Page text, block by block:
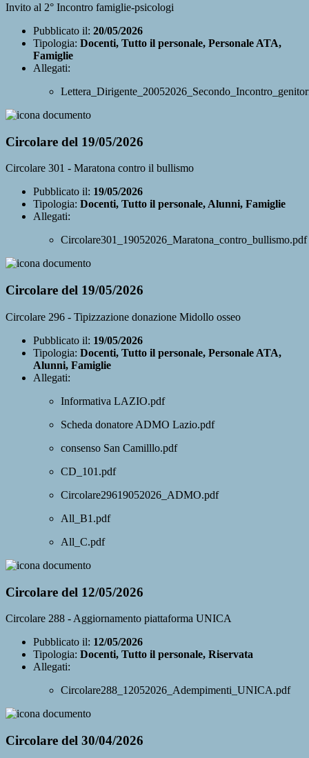
Invito al 2° Incontro famiglie-psicologi
Pubblicato il: 20/05/2026
Tipologia: Docenti, Tutto il personale, Personale ATA,
Famiglie
Allegati:
Circolare del 19/05/2026
Circolare 301 - Maratona contro il bullismo
Pubblicato il: 19/05/2026
Tipologia: Docenti, Tutto il personale, Alunni, Famiglie
Allegati:
Circolare301_19052026_Maratona_contro_bullismo.pdf
Circolare del 19/05/2026
Circolare 296 - Tipizzazione donazione Midollo osseo
Pubblicato il: 19/05/2026
Tipologia: Docenti, Tutto il personale, Personale ATA,
Alunni, Famiglie
Allegati:
Informativa LAZIO.pdf
Scheda donatore ADMO Lazio.pdf
consenso San Camilllo.pdf
CD_101.pdf
Circolare29619052026_ADMO.pdf
All_B1.pdf
All_C.pdf
Circolare del 12/05/2026
Circolare 288 - Aggiornamento piattaforma UNICA
Pubblicato il: 12/05/2026
Tipologia: Docenti, Tutto il personale, Riservata
Allegati:
Circolare288_12052026_Adempimenti_UNICA.pdf
Circolare del 30/04/2026